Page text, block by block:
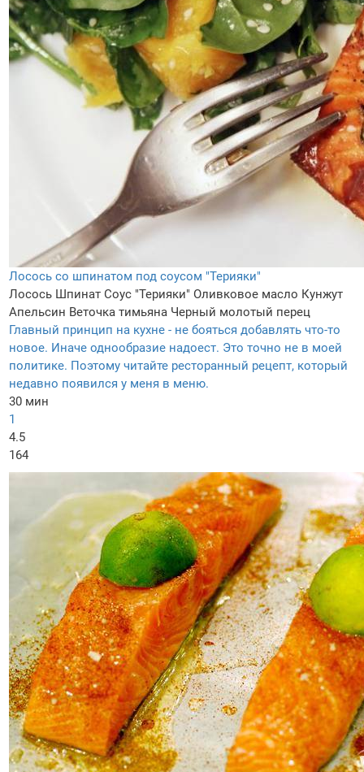
Лосось со шпинатом под соусом "Терияки"
Лосось Шпинат Соус "Терияки" Оливковое масло Кунжут
Апельсин Веточка тимьяна Черный молотый перец
Главный принцип на кухне - не бояться добавлять что-то
новое. Иначе однообразие надоест. Это точно не в моей
политике. Поэтому читайте ресторанный рецепт, который
недавно появился у меня в меню.
30 мин
1
4.5
164